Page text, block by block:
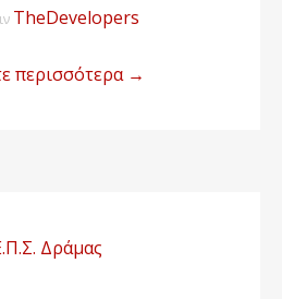
TheDevelopers
περισσότερα →
Δράμας